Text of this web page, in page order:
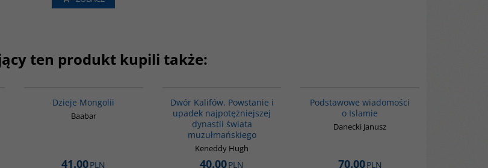
ten produkt kupili także:
Dzieje Mongolii
Baabar
41.00PLN
Dwór Kalifów. Powstanie i
upadek najpotężniejszej
dynastii świata
muzułmańskiego
Keneddy Hugh
40.00PLN
Podstawowe wiadomości
o Islamie
Danecki Janusz
70.00PLN